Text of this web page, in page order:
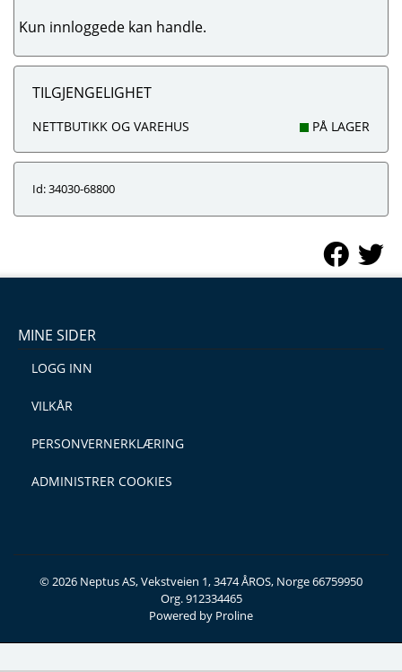
Kun innloggede kan handle.
TILGJENGELIGHET
NETTBUTIKK OG VAREHUS PÅ LAGER
Id: 34030-68800
MINE SIDER
LOGG INN
VILKÅR
PERSONVERNERKLÆRING
ADMINISTRER COOKIES
© 2026 Neptus AS, Vekstveien 1, 3474 ÅROS, Norge 66759950
Org. 912334465
Powered by Proline